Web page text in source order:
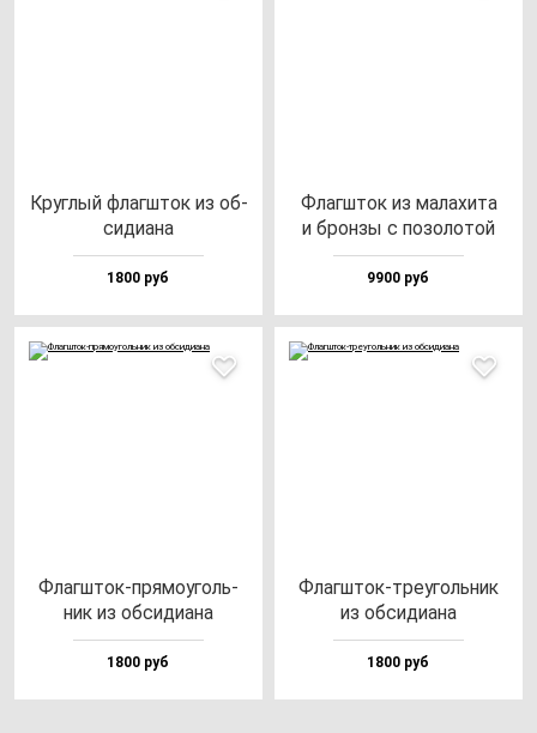
Круг­лый флаг­шток из об­
си­ди­ана
1800 руб
Флаг­шток из ма­ла­хи­та
и брон­зы с по­зо­ло­той
9900 руб
Флаг­шток-пря­мо­уголь­
ник из об­си­ди­ана
1800 руб
Флаг­шток-тре­уголь­ник
из об­си­ди­ана
1800 руб